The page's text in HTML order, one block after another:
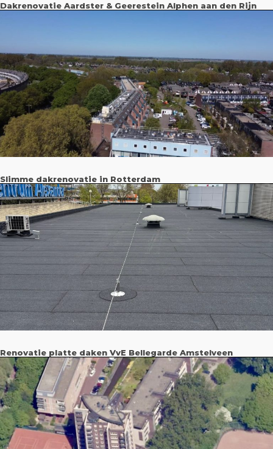
Dakrenovatie Aardster & Geerestein Alphen aan den Rijn
Slimme dakrenovatie in Rotterdam
Renovatie platte daken VvE Bellegarde Amstelveen